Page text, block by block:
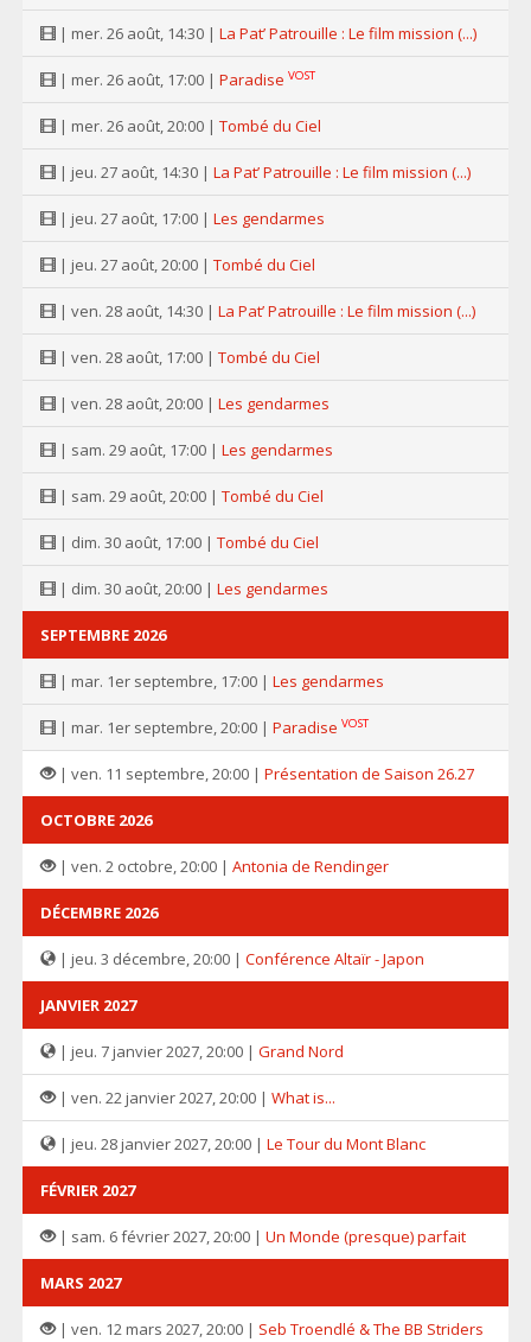
| mer. 26 août, 14:30 | La Pat’ Patrouille : Le film mission (...)
| mer. 26 août, 17:00 | Paradise VOST
| mer. 26 août, 20:00 | Tombé du Ciel
| jeu. 27 août, 14:30 | La Pat’ Patrouille : Le film mission (...)
| jeu. 27 août, 17:00 | Les gendarmes
| jeu. 27 août, 20:00 | Tombé du Ciel
| ven. 28 août, 14:30 | La Pat’ Patrouille : Le film mission (...)
| ven. 28 août, 17:00 | Tombé du Ciel
| ven. 28 août, 20:00 | Les gendarmes
| sam. 29 août, 17:00 | Les gendarmes
| sam. 29 août, 20:00 | Tombé du Ciel
| dim. 30 août, 17:00 | Tombé du Ciel
| dim. 30 août, 20:00 | Les gendarmes
SEPTEMBRE 2026
| mar. 1er septembre, 17:00 | Les gendarmes
| mar. 1er septembre, 20:00 | Paradise VOST
| ven. 11 septembre, 20:00 | Présentation de Saison 26.27
OCTOBRE 2026
| ven. 2 octobre, 20:00 | Antonia de Rendinger
DÉCEMBRE 2026
| jeu. 3 décembre, 20:00 | Conférence Altaïr - Japon
JANVIER 2027
| jeu. 7 janvier 2027, 20:00 | Grand Nord
| ven. 22 janvier 2027, 20:00 | What is...
| jeu. 28 janvier 2027, 20:00 | Le Tour du Mont Blanc
FÉVRIER 2027
| sam. 6 février 2027, 20:00 | Un Monde (presque) parfait
MARS 2027
| ven. 12 mars 2027, 20:00 | Seb Troendlé & The BB Striders